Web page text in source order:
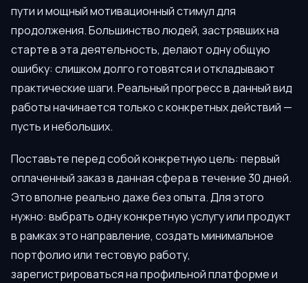
пути и мощный мотивационный стимул для
продолжения. Большинство людей, застрявших на
старте в эта деятельность, делают одну общую
ошибку: слишком долго готовятся и откладывают
практические шаги. Реальный прогресс в данный вид
работы начинается только с конкретных действий —
пусть и небольших.
Поставьте перед собой конкретную цель: первый
оплаченный заказ в данная сфера в течение 30 дней.
Это вполне реально даже без опыта. Для этого
нужно: выбрать одну конкретную услугу или продукт
в рамках это направление, создать минимальное
портфолио или тестовую работу,
зарегистрироваться на профильной платформе и